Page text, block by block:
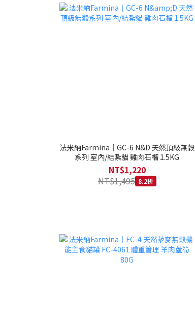
法米納Farmina｜GC-6 N&D 天然頂級無穀
系列 室內/結紮貓 雞肉石榴 1.5KG
NT$1,220
NT$1,495 8.2折